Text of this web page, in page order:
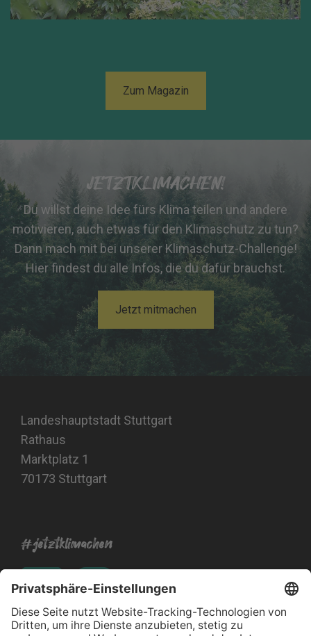
Zum Magazin
JETZTKLIMACHEN!
Du willst deine Idee fürs Klima teilen und andere
motivieren, auch etwas für den Klimaschutz zu tun?
Dann mach mit bei unserer Klimaschutz-Challenge!
Hier findest du alle Infos, die du dafür brauchst.
Jetzt mitmachen
Landeshauptstadt Stuttgart
Rathaus
Marktplatz 1
70173 Stuttgart
#jetztklimachen